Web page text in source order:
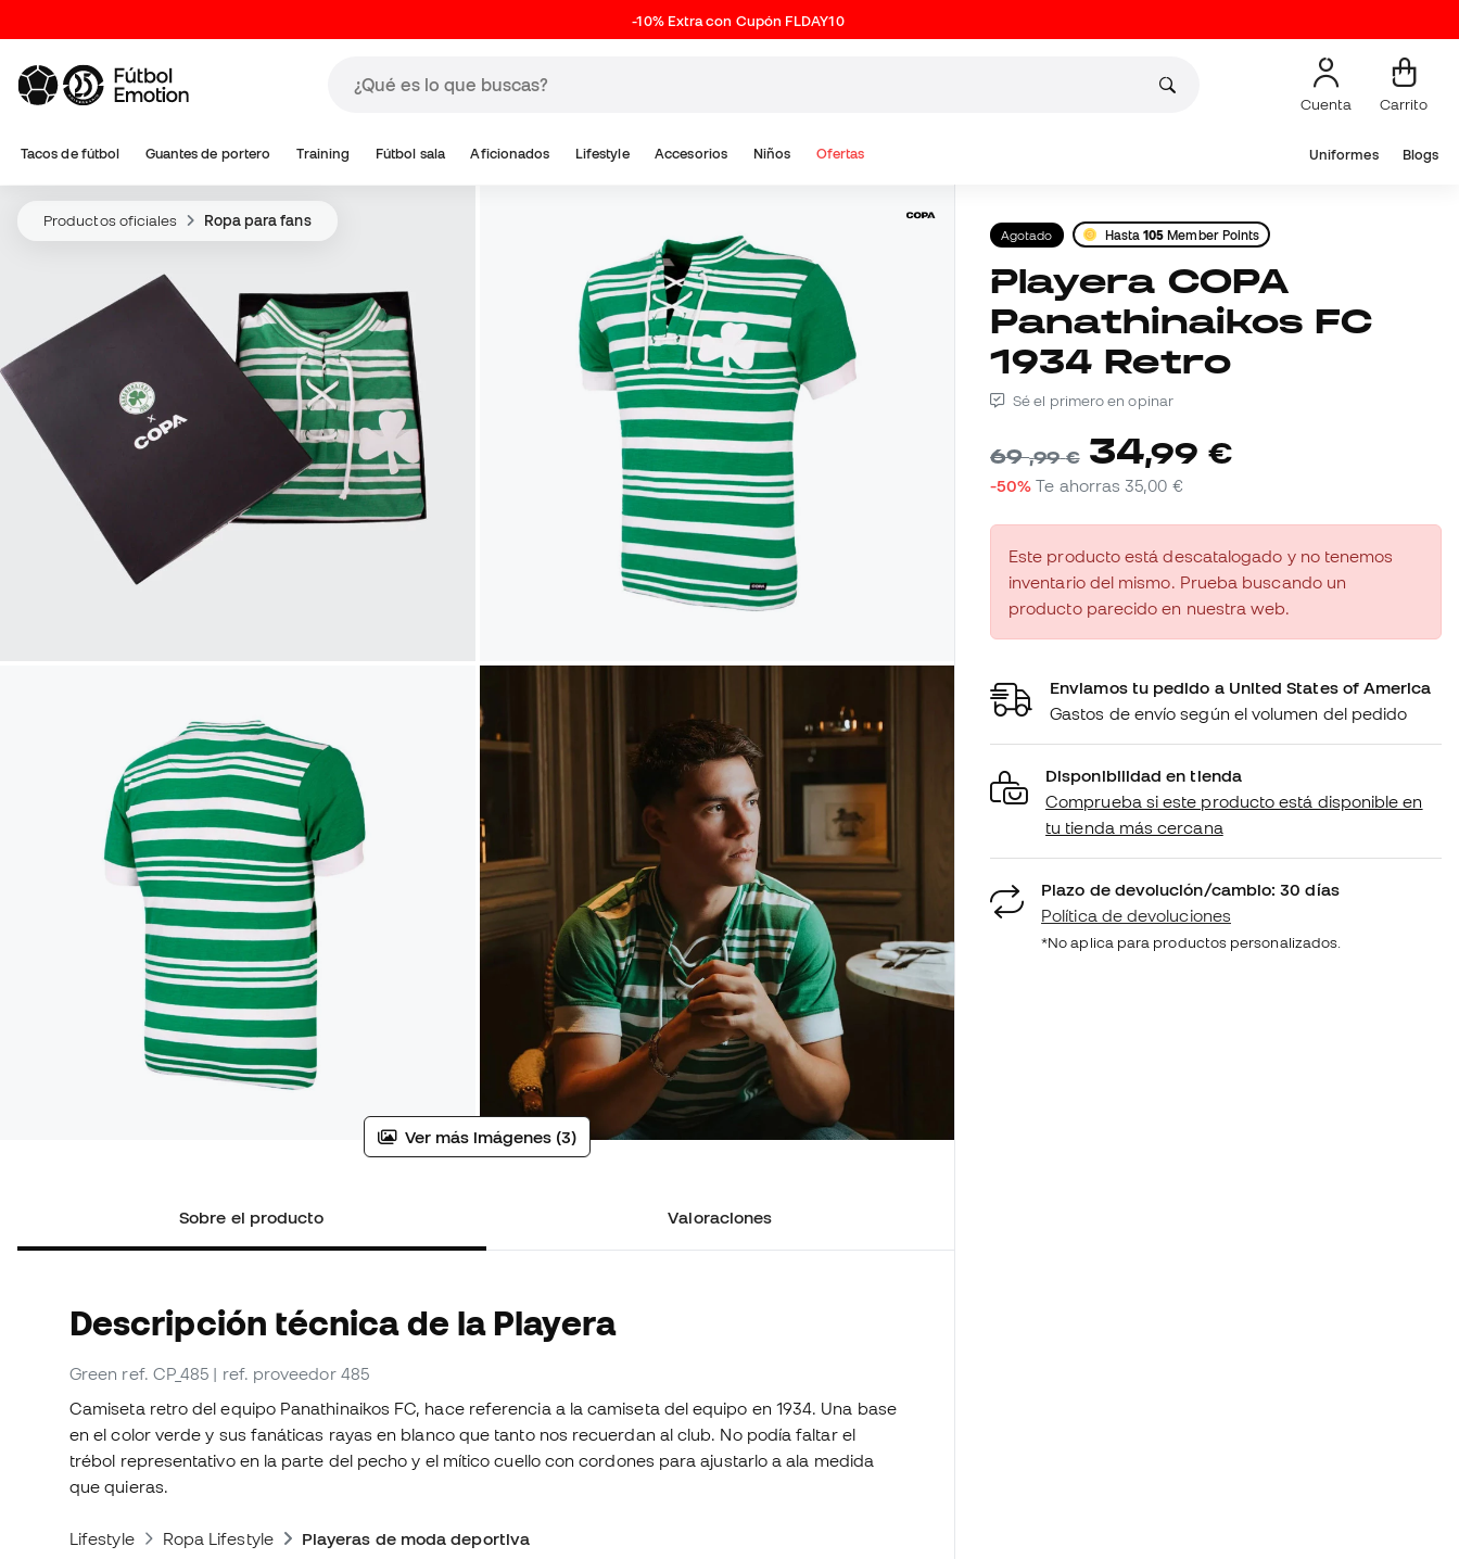
-10% Extra con Cupón FLDAY10
Cuenta Carrito
Tacos de fútbol Guantes de portero Training Fútbol sala Aficionados Lifestyle Accesorios Niños Ofertas Uniformes Blogs
Productos oficiales Ropa para fans
Ver más imágenes (3)
Sobre el producto Valoraciones
Descripción técnica de la Playera
Green ref. CP_485 | ref. proveedor 485
Camiseta retro del equipo Panathinaikos FC, hace referencia a la camiseta del equipo en 1934. Una base
en el color verde y sus fanáticas rayas en blanco que tanto nos recuerdan al club. No podía faltar el
trébol representativo en la parte del pecho y el mítico cuello con cordones para ajustarlo a ala medida
que quieras.
Lifestyle Ropa Lifestyle Playeras de moda deportiva
Agotado Hasta105 Member Points
Playera COPA
Panathinaikos FC
1934 Retro
Sé el primero en opinar
69,99 € 34,99 €
-50% Te ahorras35,00 €
Este producto está descatalogado y no tenemos
inventario del mismo. Prueba buscando un
producto parecido en nuestra web.
Enviamos tu pedido a United States of America
Gastos de envío según el volumen del pedido
Disponibilidad en tienda
Comprueba si este producto está disponible en
tu tienda más cercana
Plazo de devolución/cambio: 30 días
Política de devoluciones
*No aplica para productos personalizados.